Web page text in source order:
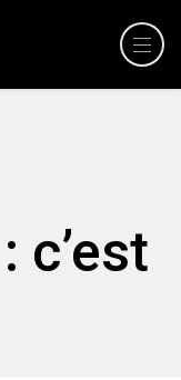
c’est